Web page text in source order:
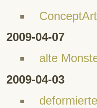
2009-04-07
alte
2009-04-03